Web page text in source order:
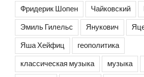
Фридерик Шопен Чайковский
Эмиль Гилельс Янукович
Яша Хейфиц геополитика
классическая музыка музыка